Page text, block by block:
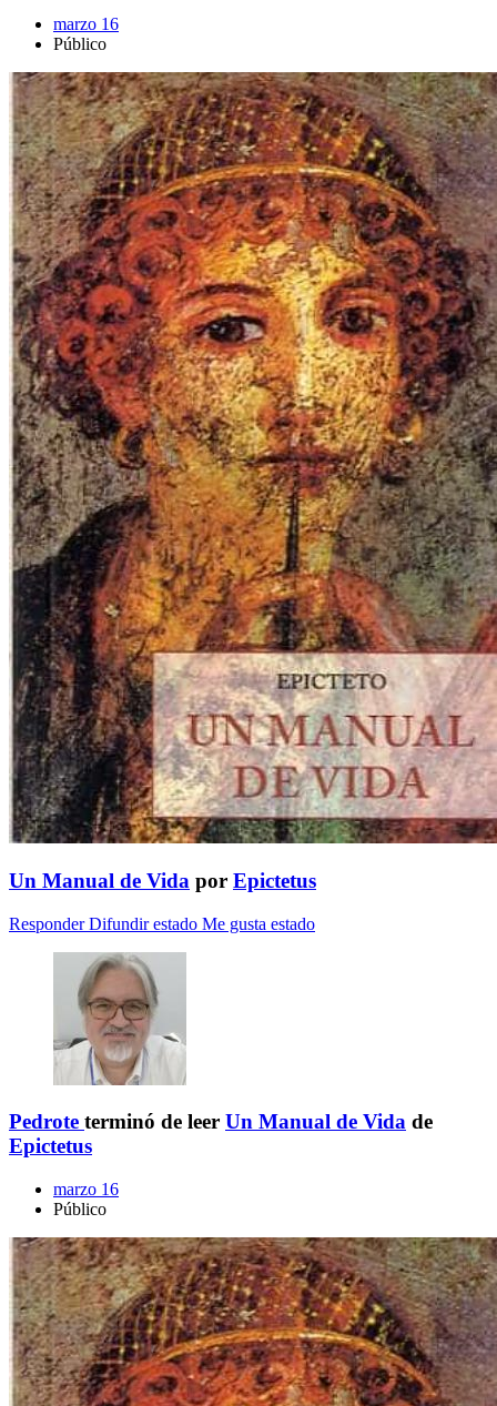
marzo 16
Público
Un Manual de Vida por Epictetus
Responder Difundir estado Me gusta estado
Pedrote terminó de leer Un Manual de Vida de
Epictetus
marzo 16
Público